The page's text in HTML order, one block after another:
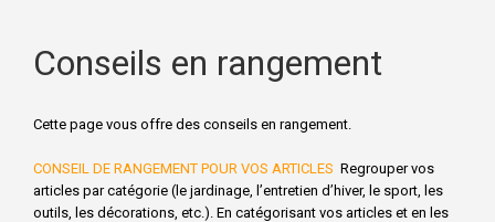
Conseils en rangement
Cette page vous offre des conseils en rangement.
CONSEIL DE RANGEMENT POUR VOS ARTICLES Regrouper vos
articles par catégorie (le jardinage, l’entretien d’hiver, le sport, les
outils, les décorations, etc.). En catégorisant vos articles et en les